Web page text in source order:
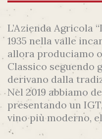
L’Azienda Agricola
1935 nella valle
allora produciamo
Classico seguendo
derivano dalla
Nel 2019 abbiamo
presentando un
vino più moderno,